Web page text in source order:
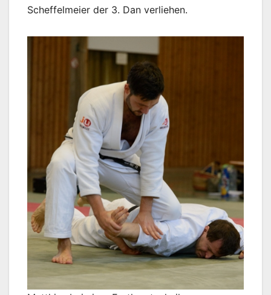
Scheffelmeier der 3. Dan verliehen.